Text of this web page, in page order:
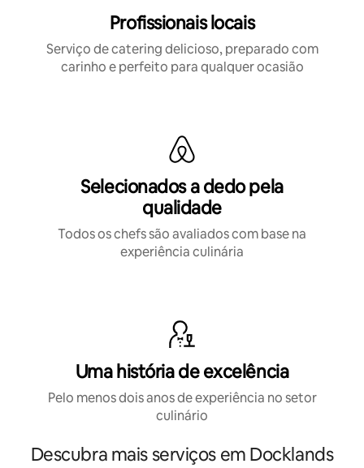
Profissionais locais
Serviço de catering delicioso, preparado com
carinho e perfeito para qualquer ocasião
Selecionados a dedo pela
qualidade
Todos os chefs são avaliados com base na
experiência culinária
Uma história de excelência
Pelo menos dois anos de experiência no setor
culinário
Descubra mais serviços em Docklands